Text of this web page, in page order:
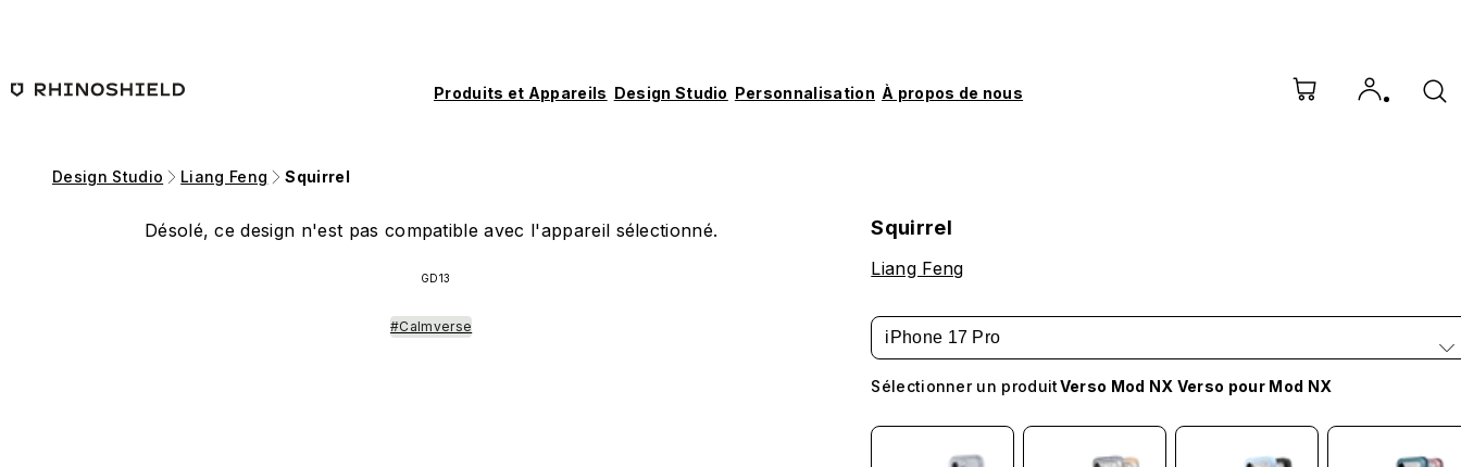
Produits et Appareils Design Studio Personnalisation À propos de nous
Design Studio Liang Feng Squirrel
Désolé, ce design n'est pas compatible avec l'appareil sélectionné.
GD13
#Calmverse
Squirrel
Liang Feng
iPhone 17 Pro
Sélectionner un produitVerso Mod NX Verso pour Mod NX